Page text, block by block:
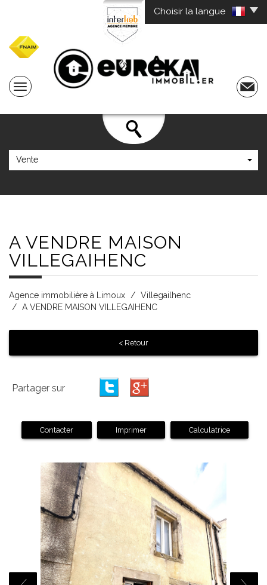
Choisir la langue
Vente
A VENDRE MAISON
VILLEGAIHENC
Agence immobilière à Limoux
Villegailhenc
A VENDRE MAISON VILLEGAIHENC
< Retour
Partager sur
Contacter Imprimer Calculatrice